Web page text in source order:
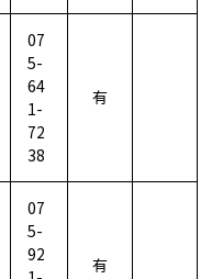
07
5-
64
1-
72
38
有
07
5-
92
有